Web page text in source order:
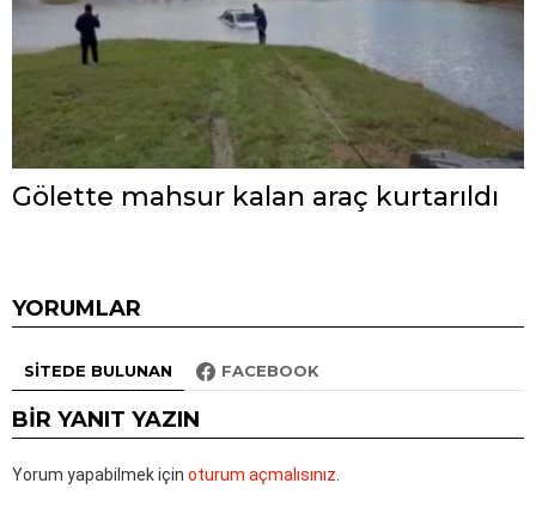
Gölette mahsur kalan araç kurtarıldı
YORUMLAR
SITEDE BULUNAN FACEBOOK
BIR YANIT YAZIN
Yorum yapabilmek için oturum açmalısınız